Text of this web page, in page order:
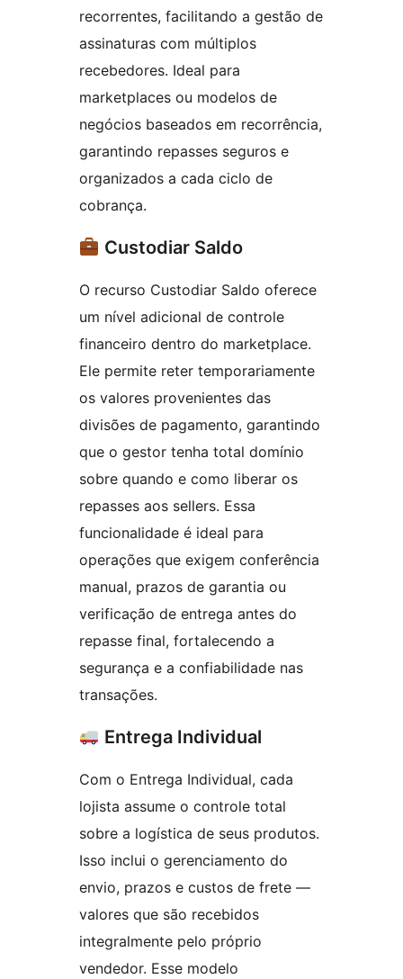
recorrentes, facilitando a gestão de
assinaturas com múltiplos
recebedores. Ideal para
marketplaces ou modelos de
negócios baseados em recorrência,
garantindo repasses seguros e
organizados a cada ciclo de
cobrança.
Custodiar Saldo
O recurso Custodiar Saldo oferece
um nível adicional de controle
financeiro dentro do marketplace.
Ele permite reter temporariamente
os valores provenientes das
divisões de pagamento, garantindo
que o gestor tenha total domínio
sobre quando e como liberar os
repasses aos sellers. Essa
funcionalidade é ideal para
operações que exigem conferência
manual, prazos de garantia ou
verificação de entrega antes do
repasse final, fortalecendo a
segurança e a confiabilidade nas
transações.
Entrega Individual
Com o Entrega Individual, cada
lojista assume o controle total
sobre a logística de seus produtos.
Isso inclui o gerenciamento do
envio, prazos e custos de frete —
valores que são recebidos
integralmente pelo próprio
vendedor. Esse modelo